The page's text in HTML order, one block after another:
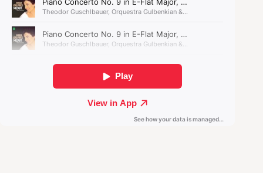
Maria João Pires neemt je
mee naar de klankwereld
van Mozart. Dichter bij de
componist kun je niet
komen!